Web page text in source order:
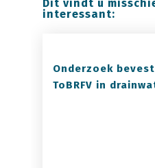
Dit vindt u
interessant:
Onderzoek
ToBRFV in